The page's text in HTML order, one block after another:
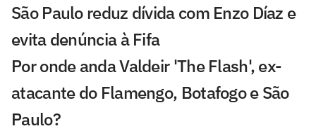
São Paulo reduz dívida com Enzo Díaz e
evita denúncia à Fifa
Por onde anda Valdeir 'The Flash', ex-
atacante do Flamengo, Botafogo e São
Paulo?